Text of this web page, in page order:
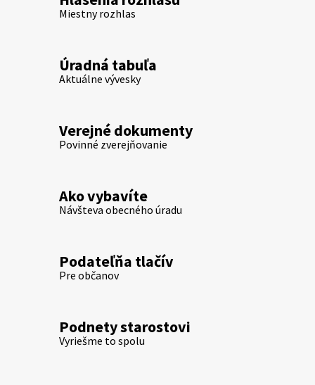
Miestny rozhlas
Úradná tabuľa
Aktuálne vývesky
Verejné dokumenty
Povinné zverejňovanie
Ako vybavíte
Návšteva obecného úradu
Podateľňa tlačív
Pre občanov
Podnety starostovi
Vyriešme to spolu